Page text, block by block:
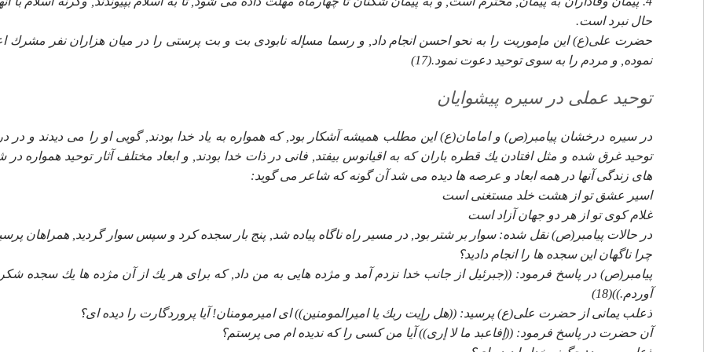
حال نبرد است.
حضرت على(ع) اين مإموريت را به نحو احسن انجام داد, و رسما مسإله نابودى بت و بت پرستى را در ميان هزاران نفر مشرك
نموده, و مردم را به سوى توحيد دعوت نمود.(17)
توحيد عملى در سيره پيشوايان
در سيره درخشان پيامبر(ص) و امامان(ع) اين مطلب هميشه آشكار بود, كه همواره به ياد خدا بودند, گويى او را مى ديدند و در
توحيد غرق شده و مثل افتادن يك قطره باران كه به اقيانوس بيفتد, فانى در ذات خدا بودند, و ابعاد مختلف آثار توحيد همواره در
هاى زندگى آنها در همه ابعاد و عرصه ها ديده مى شد آن گونه كه شاعر مى گويد:
اسير عشق تو از هشت خلد مستغنى است
غلام كوى تو از هر دو جهان آزاد است
در حالات پيامبر(ص) نقل شده: سوار بر شتر بود, در مسير راه ناگاه پياده شد, پنج بار سجده كرد و سپس سوار گرديد, همراهان
چرا ناگهان اين سجده ها را انجام داديد؟
پيامبر(ص) در پاسخ فرمود: ((جبرئيل از جانب خدا نزدم آمد و مژده هايى به من داد, كه براى هر يك از آن مژده ها يك سجده شكر
آوردم.))(18)
ذعلب يمانى از حضرت على(ع) پرسيد: ((هل رإيت ربك يا اميرالمومنين)) اى اميرمومنان! آيا پروردگارت را ديده اى؟
آن حضرت در پاسخ فرمود: ((إفاعبد ما لا إرى)) آيا من كسى را كه نديده ام مى پرستم؟